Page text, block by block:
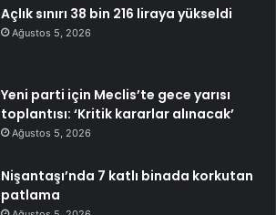
Açlık sınırı 38 bin 216 liraya yükseldi
Ağustos 5, 2026
Yeni parti için Meclis’te gece yarısı
toplantısı: ‘Kritik kararlar alınacak’
Ağustos 5, 2026
Nişantaşı’nda 7 katlı binada korkutan
patlama